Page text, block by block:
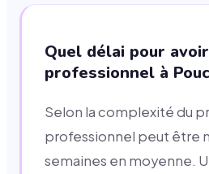
Quel délai pour
professionnel à
Selon la complexité du
professionnel peut être
semaines en moyenne.